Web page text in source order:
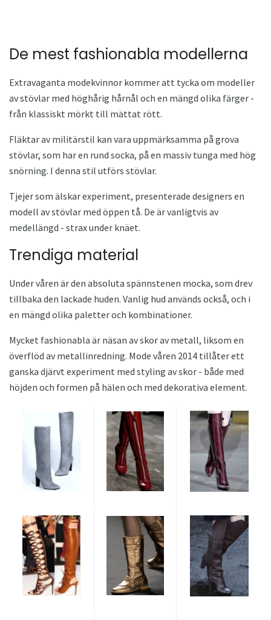
De mest fashionabla modellerna
Extravaganta modekvinnor kommer att tycka om modeller
av stövlar med höghårig hårnål och en mängd olika färger -
från klassiskt mörkt till mättat rött.
Fläktar av militärstil kan vara uppmärksamma på grova
stövlar, som har en rund socka, på en massiv tunga med hög
snörning. I denna stil utförs stövlar.
Tjejer som älskar experiment, presenterade designers en
modell av stövlar med öppen tå. De är vanligtvis av
medellängd - strax under knäet.
Trendiga material
Under våren är den absoluta spännstenen mocka, som drev
tillbaka den lackade huden. Vanlig hud används också, och i
en mängd olika paletter och kombinationer.
Mycket fashionabla är näsan av skor av metall, liksom en
överflöd av metallinredning. Mode våren 2014 tillåter ett
ganska djärvt experiment med styling av skor - både med
höjden och formen på hälen och med dekorativa element.